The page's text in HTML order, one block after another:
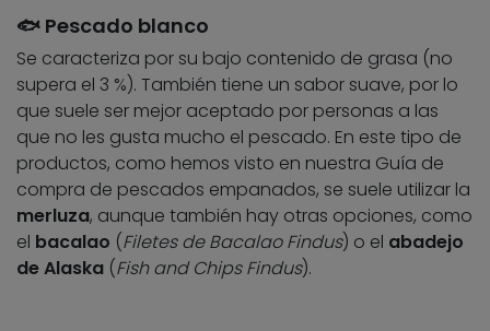
🐟 Pescado blanco
Se caracteriza por su bajo contenido de grasa (no
supera el 3 %). También tiene un sabor suave, por lo
que suele ser mejor aceptado por personas a las
que no les gusta mucho el pescado. En este tipo de
productos, como hemos visto en nuestra Guía de
compra de pescados empanados, se suele utilizar la
merluza, aunque también hay otras opciones, como
el bacalao (Filetes de Bacalao Findus) o el abadejo
de Alaska (Fish and Chips Findus).